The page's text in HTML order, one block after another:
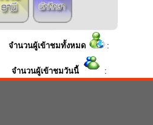
จำนวนผู้เข้าชมทั้งหมด :
จำนวนผู้เข้าชมวันนี้ :